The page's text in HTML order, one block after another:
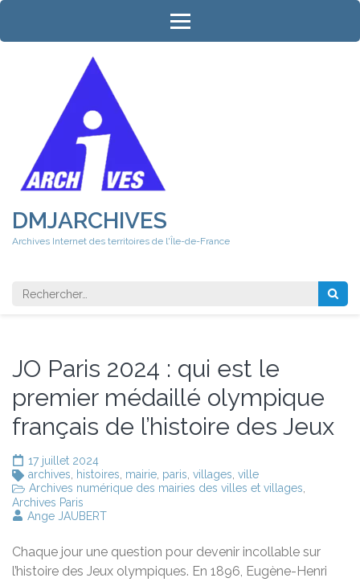
Aller
contenu
DMJARCHIVES
Archives Internet des territoires de l'Île-de-France
Rechercher
JO Paris 2024 : qui est le
premier médaillé olympique
français de l’histoire des Jeux
17 juillet 2024
archives
histoires mairie paris villages ville
Archives numérique des mairies des villes et villages
Archives Paris
Ange JAUBERT
Chaque jour une question pour devenir incollable sur
l’histoire des Jeux olympiques. En 1896, Eugène-Henri